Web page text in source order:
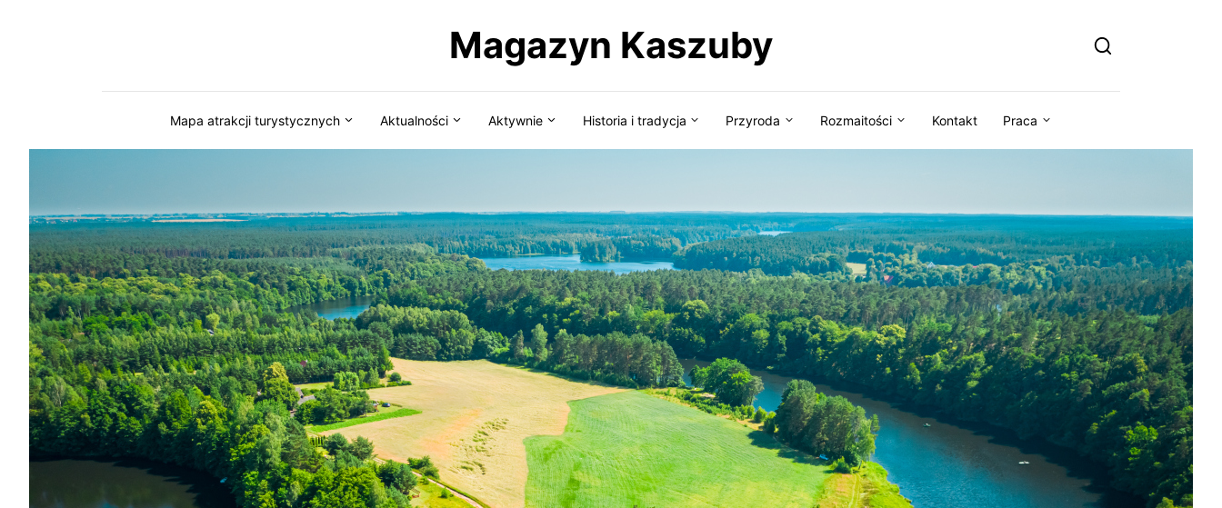
Magazyn Kaszuby
Mapa atrakcji turystycznych Aktualności Aktywnie Historia i tradycja Przyroda Rozmaitości Kontakt Praca